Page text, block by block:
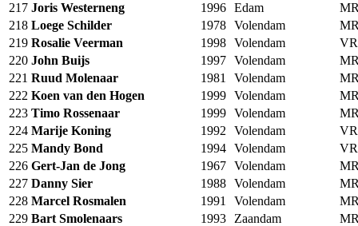
217 Joris Westerneng 1996 Edam
218 Loege Schilder 1978 Volendam
219 Rosalie Veerman 1998 Volendam
220 John Buijs 1997 Volendam
221 Ruud Molenaar 1981 Volendam
222 Koen van den Hogen 1999 Volendam
223 Timo Rossenaar 1999 Volendam
224 Marije Koning 1992 Volendam
225 Mandy Bond 1994 Volendam
226 Gert-Jan de Jong 1967 Volendam
227 Danny Sier 1988 Volendam
228 Marcel Rosmalen 1991 Volendam
229 Bart Smolenaars 1993 Zaandam